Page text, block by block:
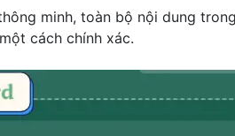
minh, toàn bộ nội dung
cách chính xác.